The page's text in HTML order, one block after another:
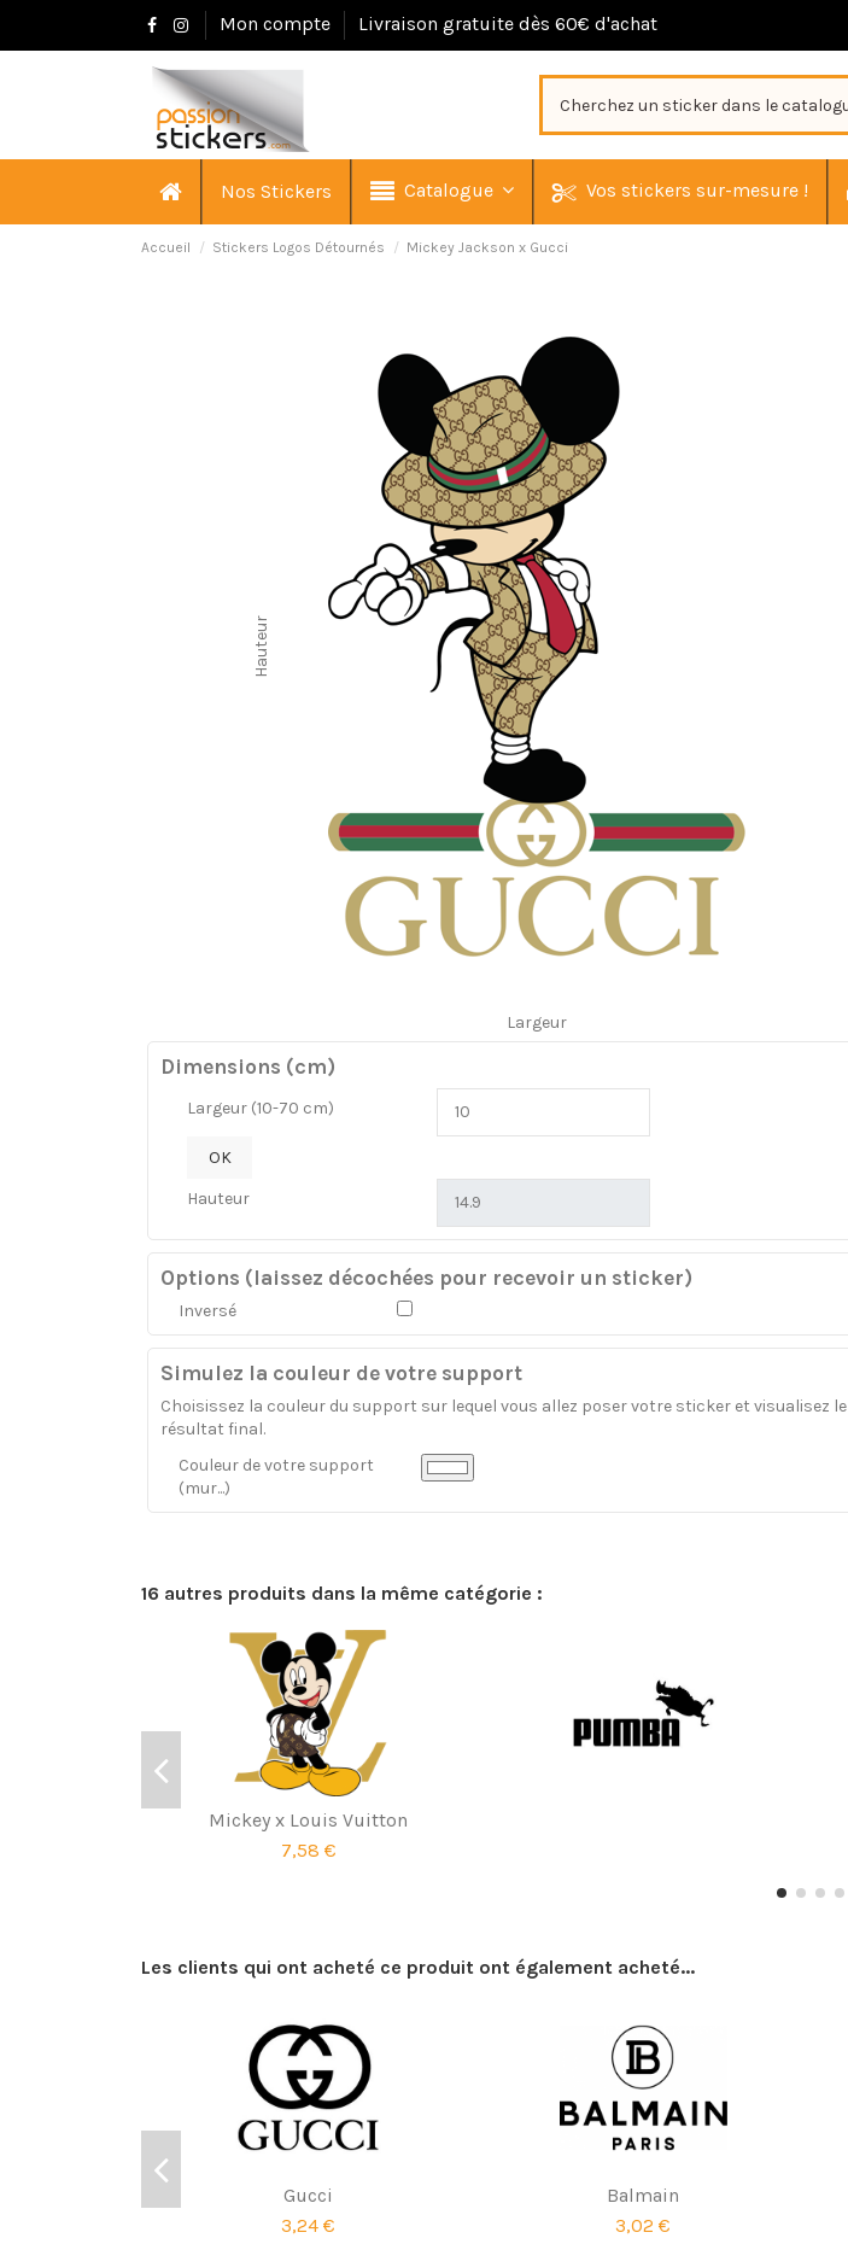
Mon compte Livraison gratuite dès 60€ d'achat
Nos Stickers Catalogue Vos stickers sur-mesure !
Accueil Stickers Logos Détournés Mickey Jackson x Gucci
Hauteur
Largeur
Dimensions (cm)
Largeur (10-70 cm)
OK
Hauteur
Options (laissez décochées pour recevoir un sticker)
Inversé
Simulez la couleur de votre support
Choisissez la couleur du support sur lequel vous allez poser votre sticker et visualisez le
résultat final.
Couleur de votre support
(mur...)
16 autres produits dans la même catégorie :
Mickey x Louis Vuitton
7,58 €
Les clients qui ont acheté ce produit ont également acheté...
Gucci
3,24 €
Balmain
3,02 €